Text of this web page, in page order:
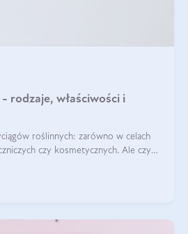
rodzaje, właściwości i
roślinnych: zarówno w celach
czy kosmetycznych. Ale czy